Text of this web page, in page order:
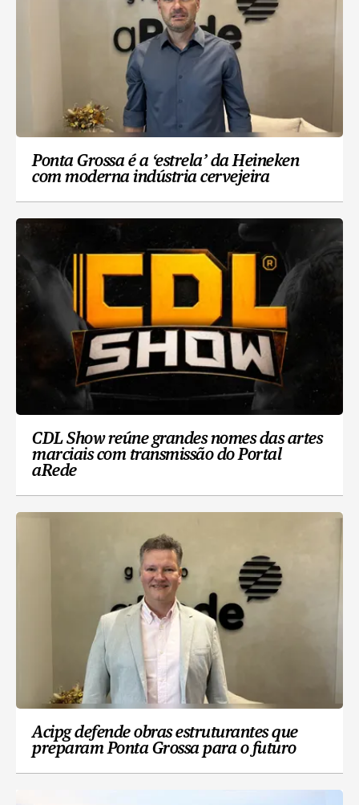
Ponta Grossa é a ‘estrela’ da Heineken
com moderna indústria cervejeira
CDL Show reúne grandes nomes das artes
marciais com transmissão do Portal
aRede
Acipg defende obras estruturantes que
preparam Ponta Grossa para o futuro